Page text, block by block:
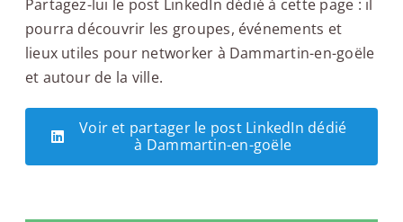
Partagez-lui le post LinkedIn dédié à cette page : il
pourra découvrir les groupes, événements et
lieux utiles pour networker à Dammartin-en-goële
et autour de la ville.
Voir et partager le post LinkedIn dédié
à Dammartin-en-goële